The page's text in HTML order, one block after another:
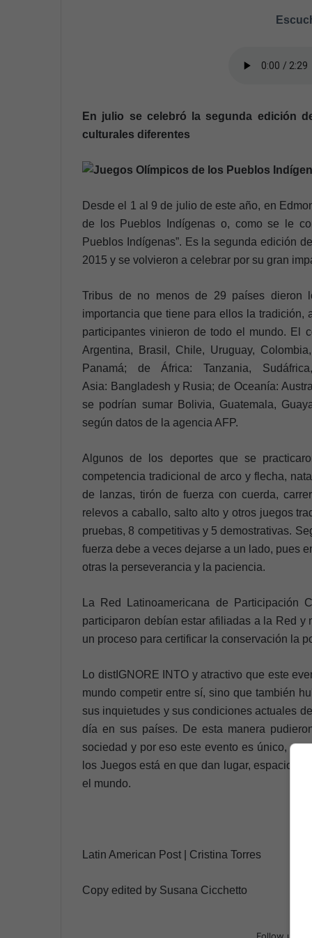
En julio se celebró la segunda edición
culturales diferentes
Desde el 1 al 9 de julio de este año, en
de los Pueblos Indígenas o, como se le
Pueblos Indígenas”. Es la segunda edición
2015 y se volvieron a celebrar por su gran
Tribus de no menos de 29 países dieron
importancia que tiene para ellos la tradición,
participantes vinieron de todo el mundo. El
Argentina, Brasil, Chile, Uruguay,
Panamá; de África: Tanzania,
Asia: Bangladesh y Rusia; de Oceanía:
se podrían sumar Bolivia, Guatemala,
según datos de la agencia AFP.
Algunos de los deportes que se
competencia tradicional de arco y flecha,
de lanzas, tirón de fuerza con cuerda,
relevos a caballo, salto alto y otros juegos
pruebas, 8 competitivas y 5 demostrativas.
fuerza debe a veces dejarse a un lado, pues
otras la perseverancia y la paciencia.
La Red Latinoamericana de Participación
participaron debían estar afiliadas a la Red
un proceso para certificar la conservación la
Lo distIGNORE INTO y atractivo que este
mundo competir entre sí, sino que también
sus inquietudes y sus condiciones actuales
día en sus países. De esta manera
sociedad y por eso este evento es único,
los Juegos está en que dan lugar, espacio y
el mundo.
Latin American Post | Cristina Torres
Copy edited by Susana Cicchetto